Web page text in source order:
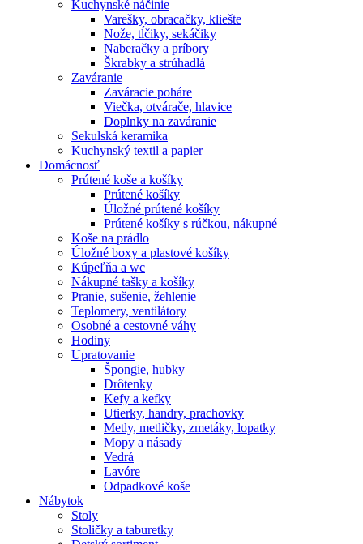
Kuchynské náčinie
Varešky, obracačky, kliešte
Nože, tĺčiky, sekáčiky
Naberačky a príbory
Škrabky a strúhadlá
Zaváranie
Zaváracie poháre
Viečka, otvárače, hlavice
Doplnky na zaváranie
Sekulská keramika
Kuchynský textil a papier
Domácnosť
Prútené koše a košíky
Prútené košíky
Úložné prútené košíky
Prútené košíky s rúčkou, nákupné
Koše na prádlo
Úložné boxy a plastové košíky
Kúpeľňa a wc
Nákupné tašky a košíky
Pranie, sušenie, žehlenie
Teplomery, ventilátory
Osobné a cestovné váhy
Hodiny
Upratovanie
Špongie, hubky
Drôtenky
Kefy a kefky
Utierky, handry, prachovky
Metly, metličky, zmetáky, lopatky
Mopy a násady
Vedrá
Lavóre
Odpadkové koše
Nábytok
Stoly
Stoličky a taburetky